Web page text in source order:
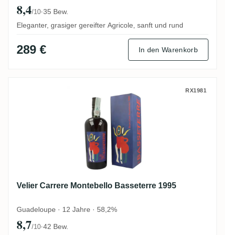
8,4/10·35 Bew.
Eleganter, grasiger gereifter Agricole, sanft und rund
289 € In den Warenkorb
Velier Carrere Montebello Basseterre 1995
RX1981
Velier Carrere Montebello Basseterre 1995
Guadeloupe · 12 Jahre · 58,2%
8,7/10·42 Bew.